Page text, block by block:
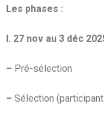
Les phases :
I. 27 nov au 3 déc
– Pré-sélection
– Sélection